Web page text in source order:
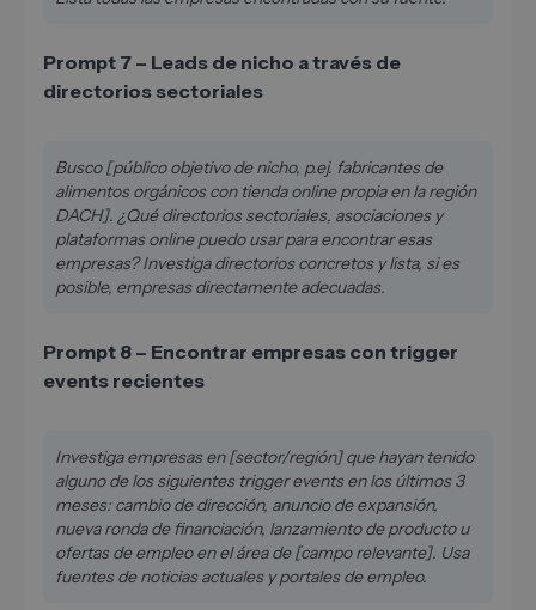
Prompt 7 – Leads de nicho a través de
directorios sectoriales
Busco [público objetivo de nicho, p.ej. fabricantes de
alimentos orgánicos con tienda online propia en la región
DACH]. ¿Qué directorios sectoriales, asociaciones y
plataformas online puedo usar para encontrar esas
empresas? Investiga directorios concretos y lista, si es
posible, empresas directamente adecuadas.
Prompt 8 – Encontrar empresas con trigger
events recientes
Investiga empresas en [sector/región] que hayan tenido
alguno de los siguientes trigger events en los últimos 3
meses: cambio de dirección, anuncio de expansión,
nueva ronda de financiación, lanzamiento de producto u
ofertas de empleo en el área de [campo relevante]. Usa
fuentes de noticias actuales y portales de empleo.